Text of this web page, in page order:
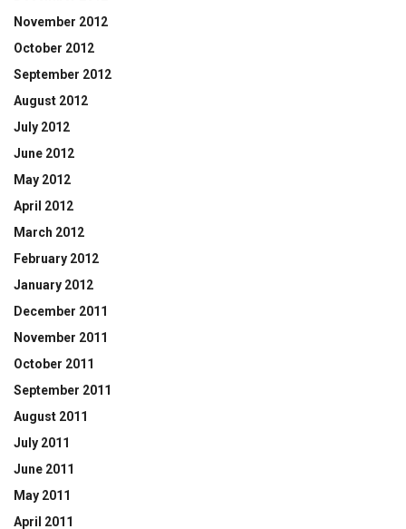
November 2012
October 2012
September 2012
August 2012
July 2012
June 2012
May 2012
April 2012
March 2012
February 2012
January 2012
December 2011
November 2011
October 2011
September 2011
August 2011
July 2011
June 2011
May 2011
April 2011